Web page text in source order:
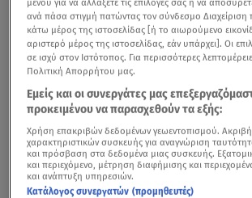
ανά πάσα στιγμή πατώντας τον σύνδεσμο Διαχείριση
κάτω μέρος της ιστοσελίδας [ή το αιωρούμενο
αριστερό μέρος της ιστοσελίδας, εάν υπάρχει]. Οι
σε ισχύ στον Ιστότοπος. Για περισσότερες
Πολιτική Απορρήτου μας.
Εμείς και οι συνεργάτες μας
προκειμένου να παρασχεθούν τα εξής:
Χρήση επακριβών δεδομένων γεωεντοπισμού.
χαρακτηριστικών συσκευής για αναγνώριση
και πρόσβαση στα δεδομένα μιας συσκευής.
και περιεχόμενο, μέτρηση διαφήμισης και
και ανάπτυξη υπηρεσιών.
Κατάλογος συνεργατών (προμηθευτές)